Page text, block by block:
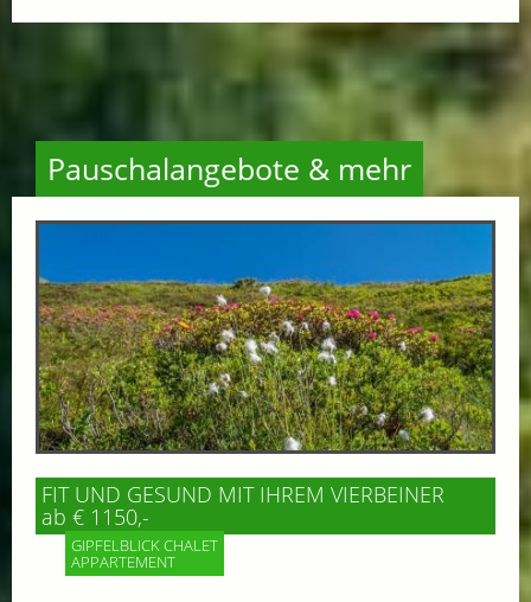
Pauschalangebote & mehr
FIT UND GESUND MIT IHREM VIERBEINER
ab € 1150,-
GIPFELBLICK CHALET
APPARTEMENT